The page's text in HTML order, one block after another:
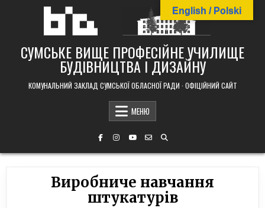
СУМСЬКЕ ВИЩЕ ПРОФЕСІЙНЕ УЧИЛИЩЕ
БУДІВНИЦТВА І ДИЗАЙНУ
КОМУНАЛЬНИЙ ЗАКЛАД СУМСЬКОЇ ОБЛАСНОЇ РАДИ · ОФІЦІЙНИЙ САЙТ
МЕНЮ
Виробниче навчання
штукатурів
English / Polski